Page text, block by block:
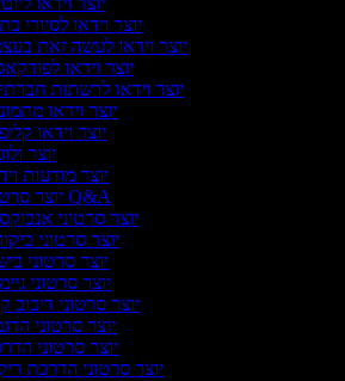
יוצר וידאו לסיורי
יוצר וידאו לעשה זאת
יוצר וידאו
יוצר וידאו לרשתות
יוצר וידאו
יוצר וידאו
יוצר
יוצר מודעות
יוצר סרטוני Q&A
יוצר סרטוני
יוצר סרטוני
יוצר סרטוני
יוצר סרטוני
יוצר סרטוני דיבוב
יוצר סרטוני
יוצר סרטוני
יוצר סרטוני הדרכת